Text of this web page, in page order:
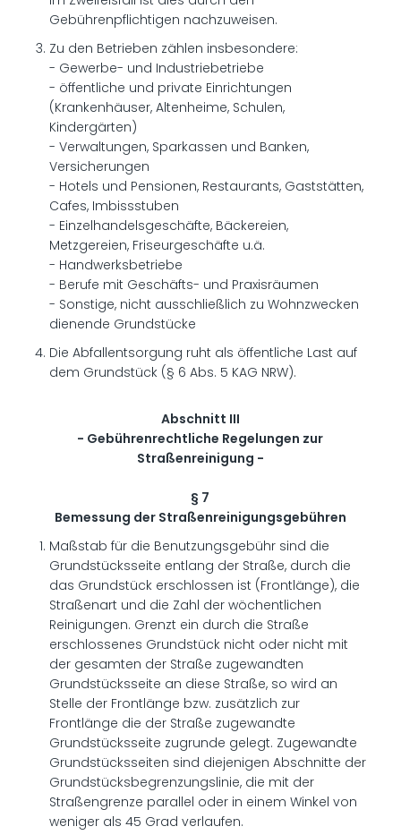
Gebührenpflichtigen nachzuweisen.
Zu den Betrieben zählen insbesondere:
- Gewerbe- und Industriebetriebe
- öffentliche und private Einrichtungen
(Krankenhäuser, Altenheime, Schulen,
Kindergärten)
- Verwaltungen, Sparkassen und Banken,
Versicherungen
- Hotels und Pensionen, Restaurants, Gaststätten,
Cafes, Imbissstuben
- Einzelhandelsgeschäfte, Bäckereien,
Metzgereien, Friseurgeschäfte u.ä.
- Handwerksbetriebe
- Berufe mit Geschäfts- und Praxisräumen
- Sonstige, nicht ausschließlich zu Wohnzwecken
dienende Grundstücke
Die Abfallentsorgung ruht als öffentliche Last auf
dem Grundstück (§ 6 Abs. 5 KAG NRW).
Abschnitt III
- Gebührenrechtliche Regelungen zur
Straßenreinigung -
§ 7
Bemessung der Straßenreinigungsgebühren
Maßstab für die Benutzungsgebühr sind die
Grundstücksseite entlang der Straße, durch die
das Grundstück erschlossen ist (Frontlänge), die
Straßenart und die Zahl der wöchentlichen
Reinigungen. Grenzt ein durch die Straße
erschlossenes Grundstück nicht oder nicht mit
der gesamten der Straße zugewandten
Grundstücksseite an diese Straße, so wird an
Stelle der Frontlänge bzw. zusätzlich zur
Frontlänge die der Straße zugewandte
Grundstücksseite zugrunde gelegt. Zugewandte
Grundstücksseiten sind diejenigen Abschnitte der
Grundstücksbegrenzungslinie, die mit der
Straßengrenze parallel oder in einem Winkel von
weniger als 45 Grad verlaufen.